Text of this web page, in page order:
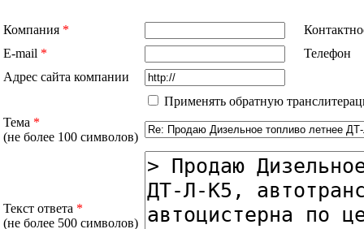
Компания *
E-mail *
Телефон
Адрес сайта компании
Применять обратную
Тема *
(не более 100 символов)
Текст ответа *
(не более 500 символов)